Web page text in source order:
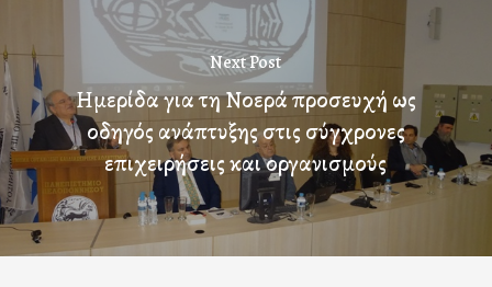
Next Post
Ημερίδα για τη Νοερά προσευχή ως
οδηγός ανάπτυξης στις σύγχρονες
επιχειρήσεις και οργανισμούς